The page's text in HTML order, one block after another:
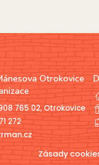
Otrokovice
765 02, Otrokovice
272
Zásady